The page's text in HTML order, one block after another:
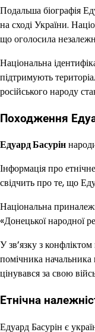
Подальша біографія
на сході України.
що оголосила
Національна
підтримують
російського народу
Походження
Едуард Басурін
Інформація про
свідчить про те, що
Національна
«Донецької народної
У зв’язку з
помічника
цінувався за свою
Етнічна
Едуард Басурін є